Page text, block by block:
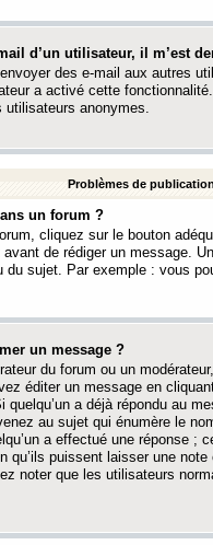
d’un utilisateur, il m’est
des e-mail aux autres
a activé cette
utilisateurs anonymes.
Problèmes de publication
un forum ?
cliquez sur le bouton
de rédiger un message.
du sujet. Par exemple : vous
un message ?
du forum ou un
éditer un message en
a déjà répondu au
au sujet qui énumère le
a effectué une réponse ;
qu’ils puissent laisser une
noter que les utilisateurs